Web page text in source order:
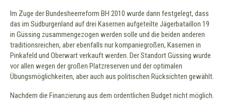
Im Zuge der Bundesheerreform BH 2010 wurde dann festgelegt, dass
das im Südburgenland auf drei Kasernen aufgeteilte Jägerbataillon 19
in Güssing zusammengezogen werden solle und die beiden anderen
traditionsreichen, aber ebenfalls nur kompaniegroßen, Kasernen in
Pinkafeld und Oberwart verkauft werden. Der Standort Güssing wurde
vor allen wegen der großen Platzreserven und der optimalen
Übungsmöglichkeiten, aber auch aus politischen Rücksichten gewählt.
Nachdem die Finanzierung aus dem ordentlichen Budget nicht möglich.